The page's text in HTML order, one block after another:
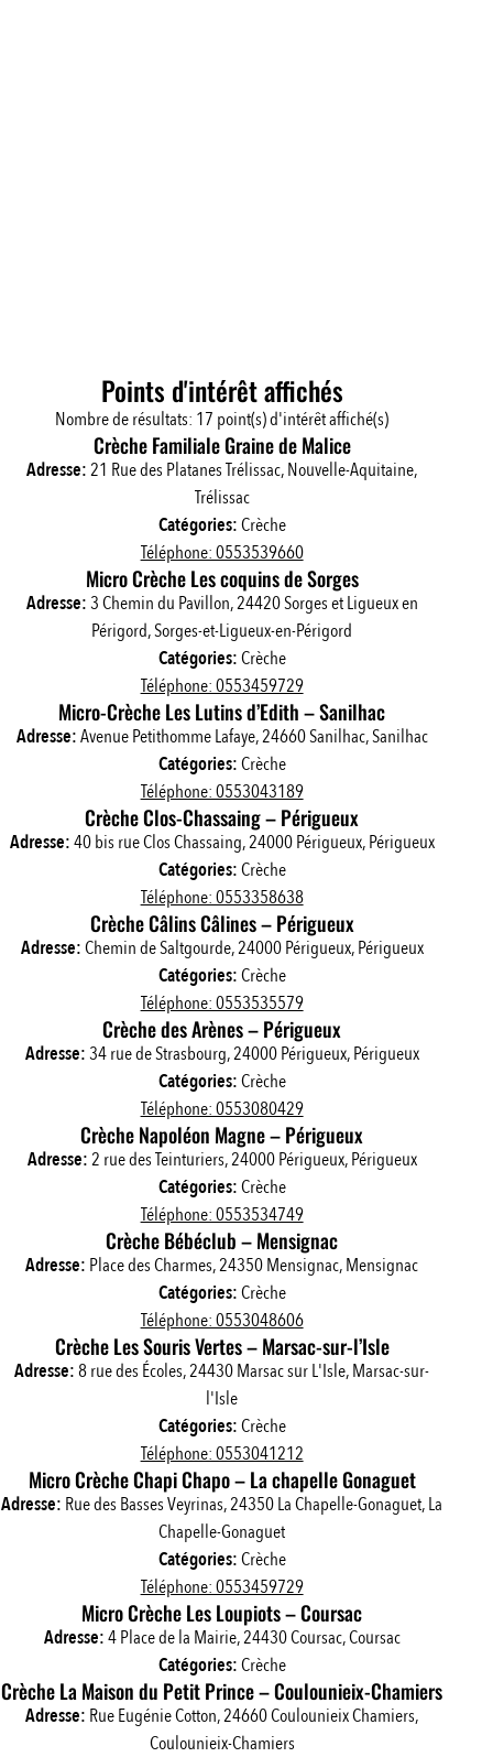
Points d'intérêt affichés
Nombre de résultats: 17 point(s) d'intérêt affiché(s)
Crèche Familiale Graine de Malice
Adresse:21 Rue des Platanes Trélissac, Nouvelle-Aquitaine,
Trélissac
Catégories:Crèche
Téléphone: 0553539660
Micro Crèche Les coquins de Sorges
Adresse:3 Chemin du Pavillon, 24420 Sorges et Ligueux en
Périgord, Sorges-et-Ligueux-en-Périgord
Catégories:Crèche
Téléphone: 0553459729
Micro-Crèche Les Lutins d’Edith – Sanilhac
Adresse:Avenue Petithomme Lafaye, 24660 Sanilhac, Sanilhac
Catégories:Crèche
Téléphone: 0553043189
Crèche Clos-Chassaing – Périgueux
Adresse:40 bis rue Clos Chassaing, 24000 Périgueux, Périgueux
Catégories:Crèche
Téléphone: 0553358638
Crèche Câlins Câlines – Périgueux
Adresse:Chemin de Saltgourde, 24000 Périgueux, Périgueux
Catégories:Crèche
Téléphone: 0553535579
Crèche des Arènes – Périgueux
Adresse:34 rue de Strasbourg, 24000 Périgueux, Périgueux
Catégories:Crèche
Téléphone: 0553080429
Crèche Napoléon Magne – Périgueux
Adresse:2 rue des Teinturiers, 24000 Périgueux, Périgueux
Catégories:Crèche
Téléphone: 0553534749
Crèche Bébéclub – Mensignac
Adresse: Place des Charmes, 24350 Mensignac, Mensignac
Catégories:Crèche
Téléphone: 0553048606
Crèche Les Souris Vertes – Marsac-sur-l’Isle
Adresse:8 rue des Écoles, 24430 Marsac sur L'Isle, Marsac-sur-
l'Isle
Catégories:Crèche
Téléphone: 0553041212
Micro Crèche Chapi Chapo – La chapelle Gonaguet
Adresse: Rue des Basses Veyrinas, 24350 La Chapelle-Gonaguet, La
Chapelle-Gonaguet
Catégories:Crèche
Téléphone: 0553459729
Micro Crèche Les Loupiots – Coursac
Adresse:4 Place de la Mairie, 24430 Coursac, Coursac
Catégories:Crèche
Crèche La Maison du Petit Prince – Coulounieix-Chamiers
Adresse: Rue Eugénie Cotton, 24660 Coulounieix Chamiers,
Coulounieix-Chamiers